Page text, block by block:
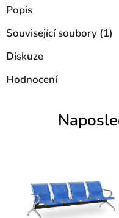
Popis
Související soubory (1)
Diskuze
Hodnocení